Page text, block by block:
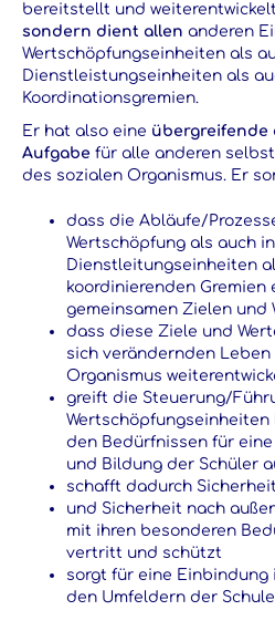
bereitstellt und
sondern dient allen anderen
Wertschöpfungseinheiten als
Dienstleistungseinheiten als
Koordinationsgremien.
Er hat also eine übergreifende
Aufgabe für alle anderen
des sozialen Organismus. Er
dass die Abläufe/
Wertschöpfung als auch
Dienstleitungseinheiten
koordinierenden
gemeinsamen Zielen und
dass diese Ziele und
sich verändernden
Organismus
greift die Steuerung/
Wertschöpfungseinheiten
den Bedürfnissen für
und Bildung der Schüler
schafft dadurch
und Sicherheit nach
mit ihren besonderen
vertritt und schützt
sorgt für eine
den Umfeldern der